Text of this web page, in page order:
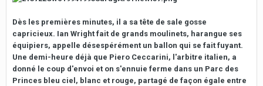
Dès les premières minutes, il a sa tête de sale gosse
capricieux. Ian Wright fait de grands moulinets, harangue ses
équipiers, appelle désespérément un ballon qui se fait fuyant.
Une demi-heure déjà que Piero Ceccarini, l'arbitre italien, a
donné le coup d'envoi et on s'ennuie ferme dans un Parc des
Princes bleu ciel, blanc et rouge, partagé de façon égale entre